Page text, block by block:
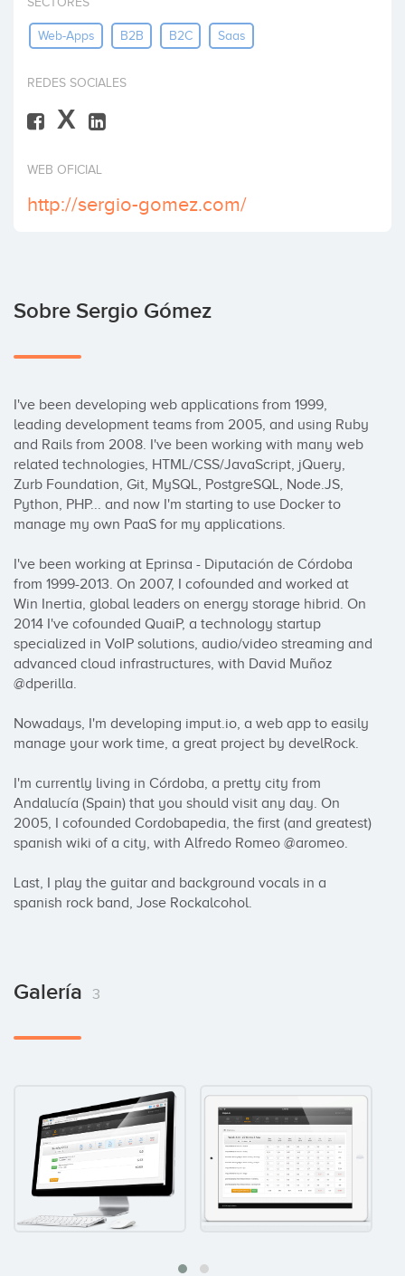
Web-Apps B2B B2C Saas
REDES SOCIALES
X
WEB OFICIAL
http://sergio-gomez.com/
Sobre Sergio Gómez
I've been developing web applications from 1999,
leading development teams from 2005, and using Ruby
and Rails from 2008. I've been working with many web
related technologies, HTML/CSS/JavaScript, jQuery,
Zurb Foundation, Git, MySQL, PostgreSQL, Node.JS,
Python, PHP... and now I'm starting to use Docker to
manage my own PaaS for my applications.
I've been working at Eprinsa - Diputación de Córdoba
from 1999-2013. On 2007, I cofounded and worked at
Win Inertia, global leaders on energy storage hibrid. On
2014 I've cofounded QuaiP, a technology startup
specialized in VoIP solutions, audio/video streaming and
advanced cloud infrastructures, with David Muñoz
@dperilla.
Nowadays, I'm developing imput.io, a web app to easily
manage your work time, a great project by develRock.
I'm currently living in Córdoba, a pretty city from
Andalucía (Spain) that you should visit any day. On
2005, I cofounded Cordobapedia, the first (and greatest)
spanish wiki of a city, with Alfredo Romeo @aromeo.
Last, I play the guitar and background vocals in a
spanish rock band, Jose Rockalcohol.
Galería 3